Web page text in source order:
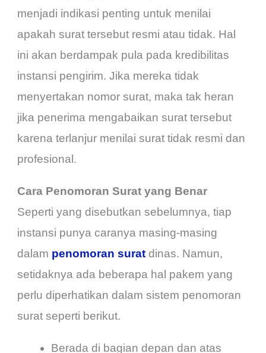
menjadi indikasi penting untuk menilai
apakah surat tersebut resmi atau tidak. Hal
ini akan berdampak pula pada kredibilitas
instansi pengirim. Jika mereka tidak
menyertakan nomor surat, maka tak heran
jika penerima mengabaikan surat tersebut
karena terlanjur menilai surat tidak resmi dan
profesional.
Cara Penomoran Surat yang Benar
Seperti yang disebutkan sebelumnya, tiap
instansi punya caranya masing-masing
dalam penomoran surat dinas. Namun,
setidaknya ada beberapa hal pakem yang
perlu diperhatikan dalam sistem penomoran
surat seperti berikut.
Berada di bagian depan dan atas